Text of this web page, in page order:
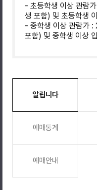
- 초등학생 이상 관람
생 포함) 및 초등학생
- 중학생 이상 관람가
포함) 및 중학생 이상
알립니다
예매통계
예매안내